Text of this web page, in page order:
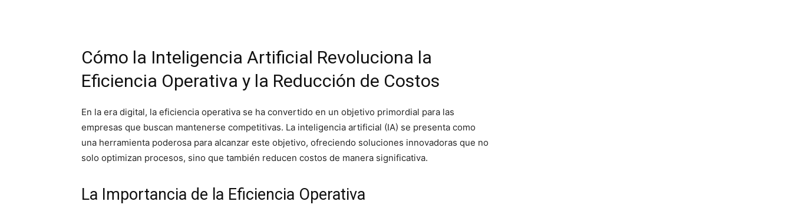
Cómo la Inteligencia Artificial Revoluciona la
Eficiencia Operativa y la Reducción de Costos
En la era digital, la eficiencia operativa se ha convertido en un objetivo primordial para las
empresas que buscan mantenerse competitivas. La inteligencia artificial (IA) se presenta como
una herramienta poderosa para alcanzar este objetivo, ofreciendo soluciones innovadoras que no
solo optimizan procesos, sino que también reducen costos de manera significativa.
La Importancia de la Eficiencia Operativa